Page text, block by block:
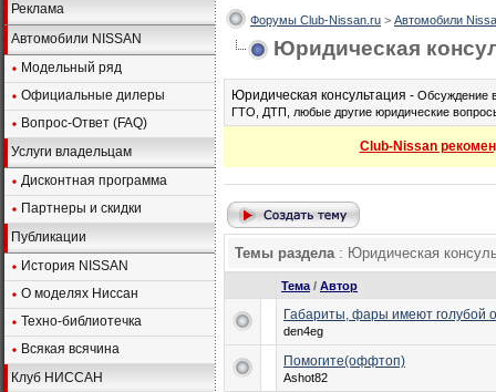
Реклама
Автомобили NISSAN
Модельный ряд
Официальные дилеры
Вопрос-Ответ (FAQ)
Услуги владельцам
Дисконтная программа
Партнеры и скидки
Публикации
История NISSAN
О моделях Ниссан
Техно-библиотечка
Всякая всячина
Клуб НИССАН
Форумы Club-Nissan.ru > Автомобили
Юридическая
Юридическая консультация - Обсуждение
ГТО, ДТП, любые другие юридические
Club-Nissan
Темы раздела: Юридическая
Тема / Автор
Габариты, фары имеют голубой
den4eg
Помогите(оффтоп)
Ashot82